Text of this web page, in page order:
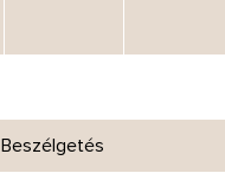
Beszélgetés